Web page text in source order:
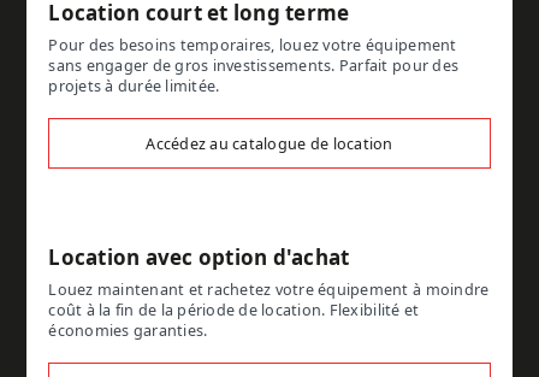
Location court et long terme
Pour des besoins temporaires, louez votre équipement
sans engager de gros investissements. Parfait pour des
projets à durée limitée.
Accédez au catalogue de location
Location avec option d'achat
Louez maintenant et rachetez votre équipement à moindre
coût à la fin de la période de location. Flexibilité et
économies garanties.